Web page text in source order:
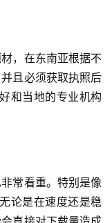
，在东南亚根据不
且必须获取执照后
和当地的专业机构
常看重。特别是像
论是在速度还是稳